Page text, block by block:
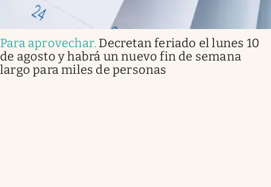
Para aprovechar. Decretan feriado el lunes 10
de agosto y habrá un nuevo fin de semana
largo para miles de personas